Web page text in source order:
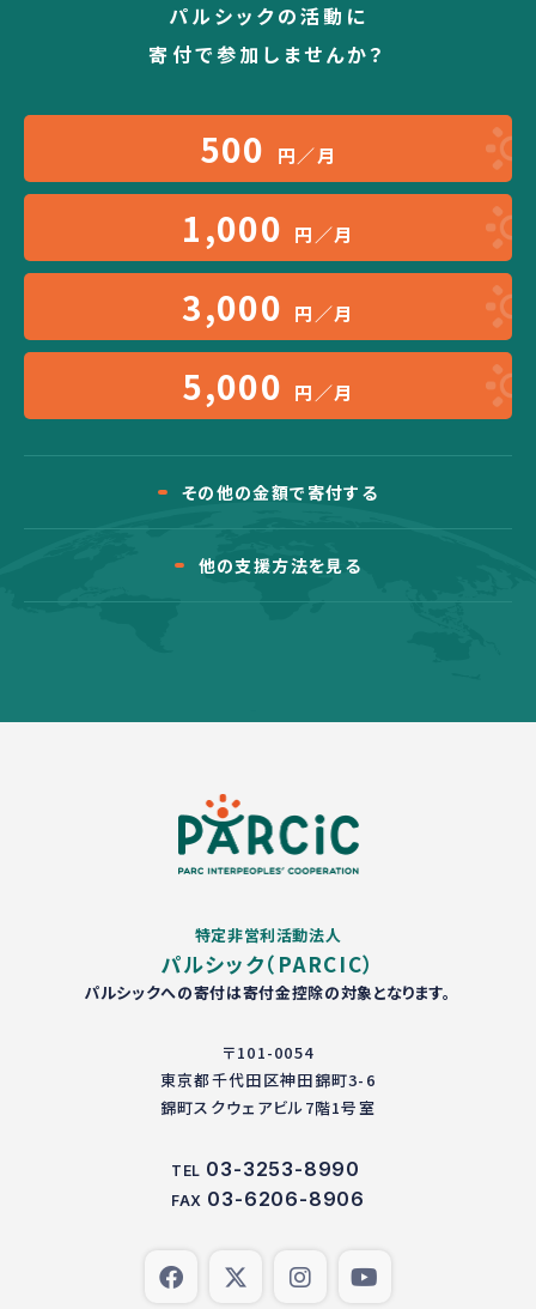
パルシックの活動に
寄付で参加しませんか？
500 円／月
1,000 円／月
3,000 円／月
5,000 円／月
その他の金額で寄付する
他の支援方法を見る
特定非営利活動法人
パルシック（PARCIC）
パルシックへの寄付は寄付金控除の対象となります。
〒101-0054
東京都千代田区神田錦町3-6
錦町スクウェアビル7階1号室
TEL 03-3253-8990
FAX 03-6206-8906